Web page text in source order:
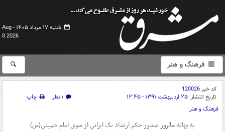
شنبه ۱۷ مرداد ۱۴۰۵ -
Aug
8 2026
فرهنگ و هنر
کد خبر120026
تاریخ انتشار: ۲۵ اردیبهشت ۱۳۹۱ - ۱۲:۴۵ ۱ نظر
چاپ
فرهنگ و هنر
به بهانه سالروز صدور حکم ارتداد يک ايراني از سوي امام خميني(س)